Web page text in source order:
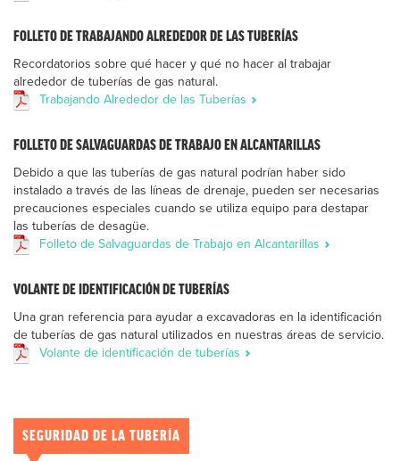
FOLLETO DE TRABAJANDO ALREDEDOR DE LAS TUBERÍAS
Recordatorios sobre qué hacer y qué no hacer al trabajar
alrededor de tuberías de gas natural.
Trabajando Alrededor de las Tuberías
FOLLETO DE SALVAGUARDAS DE TRABAJO EN ALCANTARILLAS
Debido a que las tuberías de gas natural podrían haber sido
instalado a través de las líneas de drenaje, pueden ser necesarias
precauciones especiales cuando se utiliza equipo para destapar
las tuberías de desagüe.
Folleto de Salvaguardas de Trabajo en Alcantarillas
VOLANTE DE IDENTIFICACIÓN DE TUBERÍAS
Una gran referencia para ayudar a excavadoras en la identificación
de tuberías de gas natural utilizados en nuestras áreas de servicio.
Volante de identificación de tuberías
SEGURIDAD DE LA TUBERÍA